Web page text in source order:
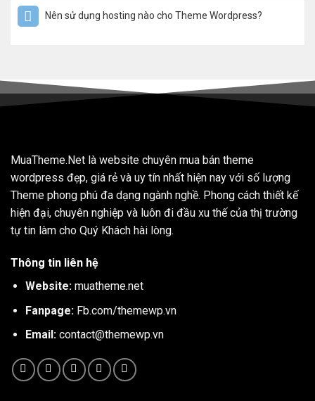
Nên sử dụng hosting nào cho Theme Wordpress?
MuaTheme.Net là website chuyên mua bán theme
wordpress đẹp, giá rẻ và uy tín nhất hiện nay với số lượng
Theme phong phú đa dạng ngành nghề. Phong cách thiết kế
hiện đại, chuyên nghiệp và luôn đi đầu xu thế của thị trường
tự tin làm cho Quý Khách hài lòng.
Thông tin liên hệ
Website: muatheme.net
Fanpage: Fb.com/themewp.vn
Email: contact@themewp.vn